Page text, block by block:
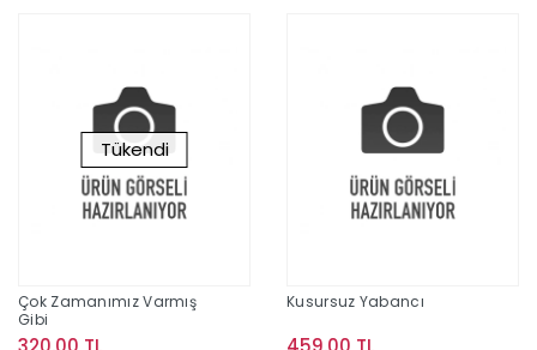
Tükendi
Çok Zamanımız Varmış
Gibi
Kusursuz Yabancı